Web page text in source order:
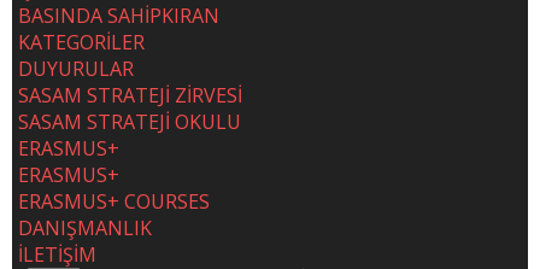
BASINDA SAHİPKIRAN
KATEGORİLER
DUYURULAR
SASAM STRATEJİ ZİRVESİ
SASAM STRATEJİ OKULU
ERASMUS+
ERASMUS+
ERASMUS+ COURSES
DANIŞMANLIK
İLETİŞİM